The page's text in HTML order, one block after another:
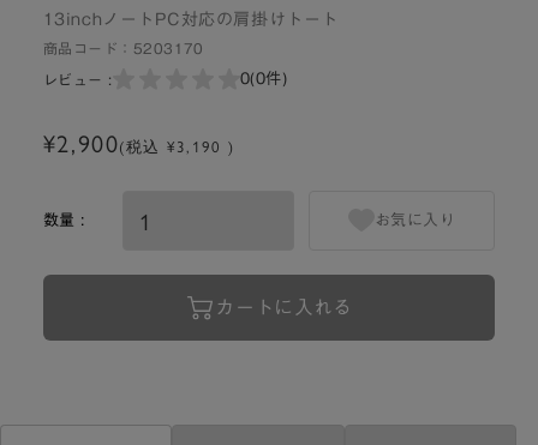
13inchノートPC対応の肩掛けトート
商品コード： 5203170
レビュー : 0(0件)
¥2,900(税込 ¥3,190 )
数量 :
カートに入れる
お気に入り